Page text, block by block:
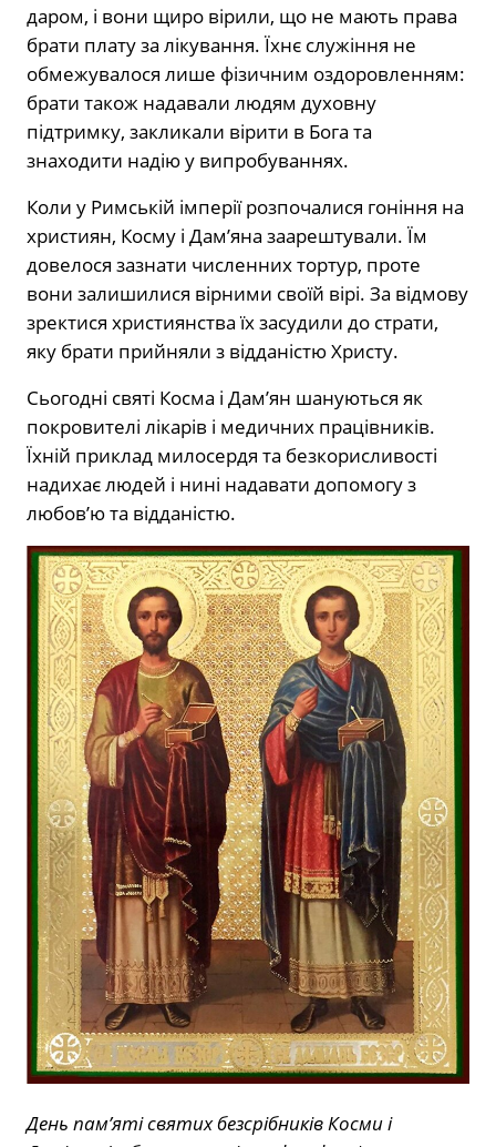
даром, і вони щиро вірили, що не мають права
брати плату за лікування. Їхнє служіння не
обмежувалося лише фізичним оздоровленням:
брати також надавали людям духовну
підтримку, закликали вірити в Бога та
знаходити надію у випробуваннях.
Коли у Римській імперії розпочалися гоніння на
християн, Косму і Дам’яна заарештували. Їм
довелося зазнати численних тортур, проте
вони залишилися вірними своїй вірі. За відмову
зректися християнства їх засудили до страти,
яку брати прийняли з відданістю Христу.
Сьогодні святі Косма і Дам’ян шануються як
покровителі лікарів і медичних працівників.
Їхній приклад милосердя та безкорисливості
надихає людей і нині надавати допомогу з
любов’ю та відданістю.
День пам’яті святих безсрібників Косми і